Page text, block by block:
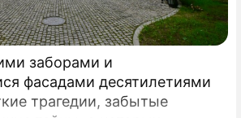
заборами и
фасадами десятилетиями
трагедии, забытые